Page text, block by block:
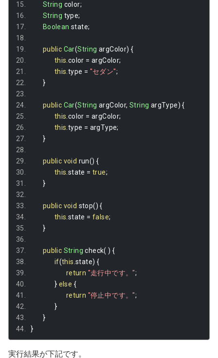
String color;
String type;
Boolean state;
public Car(String argColor) {
this color = argColor;
this type = "セダン";
}
public Car(String argColor, String argType) {
this color = argColor;
this type = argType;
}
public void run() {
this state = true;
}
public void stop() {
this state = false;
}
public String check( ) {
if(this .state) {
return "走行中です。";
} else {
return "停止中です。";
}
}
}
実行結果が下記です。